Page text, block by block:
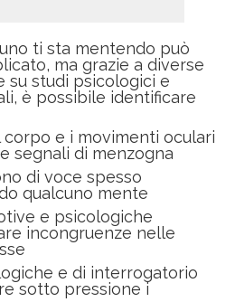
ti sta mentendo può
ma grazie a diverse
su studi psicologici e
è possibile identificare
corpo e i movimenti oculari
segnali di menzogna
di voce spesso
qualcuno mente
e psicologiche
incongruenze nelle
e di interrogatorio
sotto pressione i